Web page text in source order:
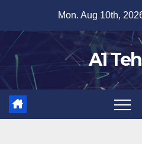
content
Mon. Aug 10th,
A1